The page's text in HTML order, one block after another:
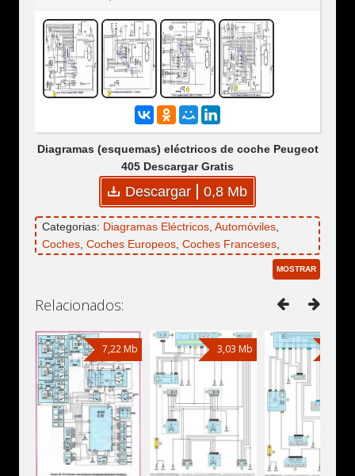
Diagramas (esquemas) eléctricos de coche Peugeot
405 Descargar Gratis
Descargar 0,8 Mb
Categorias: Diagramas Eléctricos, Automóviles,
Coches, Coches Europeos, Coches Franceses,
MOSTRAR
Relacionados:
7,22 Mb 3,03 Mb